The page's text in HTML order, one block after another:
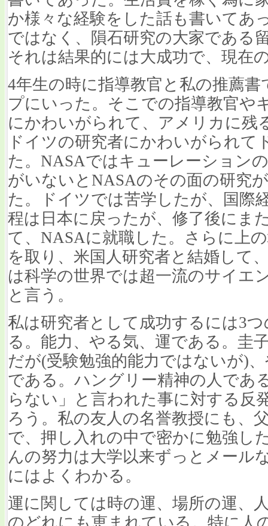
か様々な経験をした話も書いてあ
ではなく、隕石研究の大家である
それは結果的には大成功で、現在
4年生の時に指導教官と私の推薦
プにいった。そこでの指導教官や
にかわいがられて、アメリカに残
ドイツの研究者にかわいがられて
た。NASAではキューレーション
がいないとNASAのその面の研究
た。ドイツでは苦学したが、国際
程は日本に戻ったが、修了後にま
て、NASAに就職した。さらに上
を取り、米国人研究者と結婚して
は科学の世界では超一流のサイエ
と言う。
私は研究者として成功するには3
る。能力、やる気、運である。圭
だが(受験勉強的能力ではないが)
である。ハングリー精神の人であ
らない」と言われた事に対する反
ろう。私の友人の名誉教授にも、
で、押し入れの中で密かに勉強し
んの努力は大学以来ずっとメール
にはよくわかる。
運に関しては時の運、場所の運、